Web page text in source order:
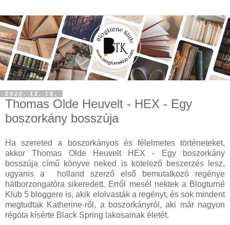
2020. 12. 15.
Thomas Olde Heuvelt - HEX - Egy
boszorkány bosszúja
Ha szereted a boszorkányos és félelmetes történeteket,
akkor Thomas Olde Heuvelt HEX - Egy boszorkány
bosszúja című könyve neked is kötelező beszerzés lesz,
ugyanis a holland szerző első bemutatkozó regénye
hátborzongatóra sikeredett. Erről mesél nektek a Blogturné
Klub 5 bloggere is, akik elolvasták a regényt, és sok mindent
megtudtak Katherine-ről, a boszorkányról, aki már nagyon
régóta kísérte Black Spring lakosainak életét.